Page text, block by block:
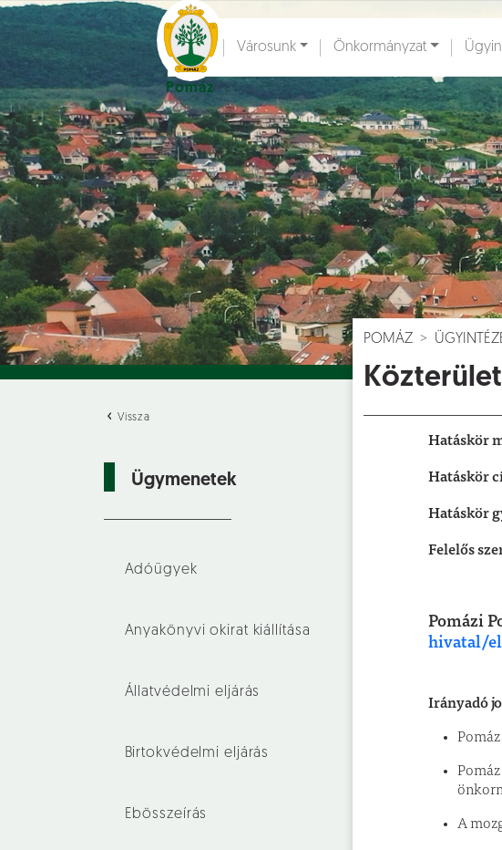
Pomáz
Ugrás a fő tartalomhoz
Városunk Önkormányzat
Vissza
Ügymenetek
Adóügyek
Anyakönyvi okirat kiállítása
Állatvédelmi eljárás
Birtokvédelmi eljárás
Ebösszeírás
POMÁZ
Hatáskör
Hatáskör
Hatáskör
Felelős
Pomázi
hivatal/
Irányadó
A
Hírek [] Események [ ]